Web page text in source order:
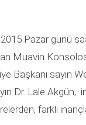
Pazar günü
Muavin
Başkanı sayın
Dr. Lale Akgün,
farklı